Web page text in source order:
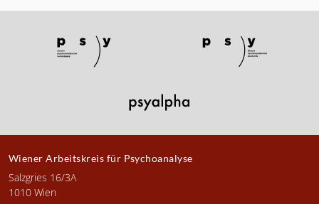
Wiener Arbeitskreis für Psychoanalyse
Salzgries 16/3A
1010 Wien